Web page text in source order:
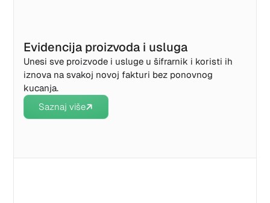
Evidencija proizvoda i usluga
Unesi sve proizvode i usluge u šifrarnik i koristi ih
iznova na svakoj novoj fakturi bez ponovnog
kucanja.
Saznaj više